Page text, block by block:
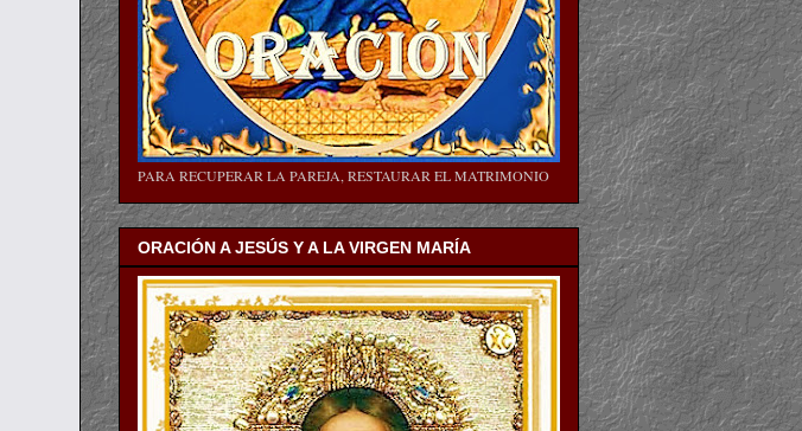
PARA RECUPERAR LA PAREJA, RESTAURAR EL MATRIMONIO
ORACIÓN A JESÚS Y A LA VIRGEN MARÍA